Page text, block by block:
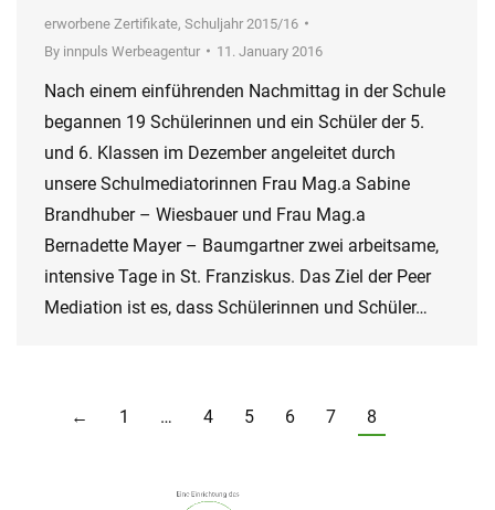
erworbene Zertifikate, Schuljahr 2015/16
By innpuls Werbeagentur 11. January 2016
Nach einem einführenden Nachmittag in der Schule
begannen 19 Schülerinnen und ein Schüler der 5.
und 6. Klassen im Dezember angeleitet durch
unsere Schulmediatorinnen Frau Mag.a Sabine
Brandhuber – Wiesbauer und Frau Mag.a
Bernadette Mayer – Baumgartner zwei arbeitsame,
intensive Tage in St. Franziskus. Das Ziel der Peer
Mediation ist es, dass Schülerinnen und Schüler…
← 1 … 4 5 6 7 8